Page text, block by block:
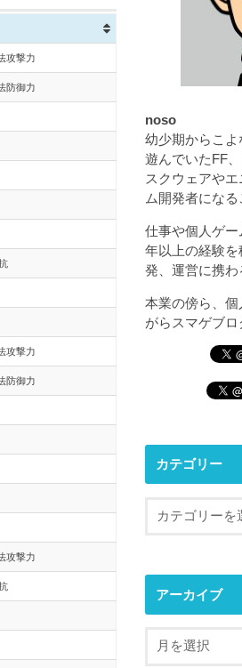
攻撃力
防御力
攻撃力
防御力
攻撃力
noso
幼少期からこ
遊んでいたFF
スクウェアや
ム開発者になる
仕事や個人ゲ
年以上の経験
発、運営に携わ
本業の傍ら、
がらスマゲブロ
カテゴリー
アーカイブ